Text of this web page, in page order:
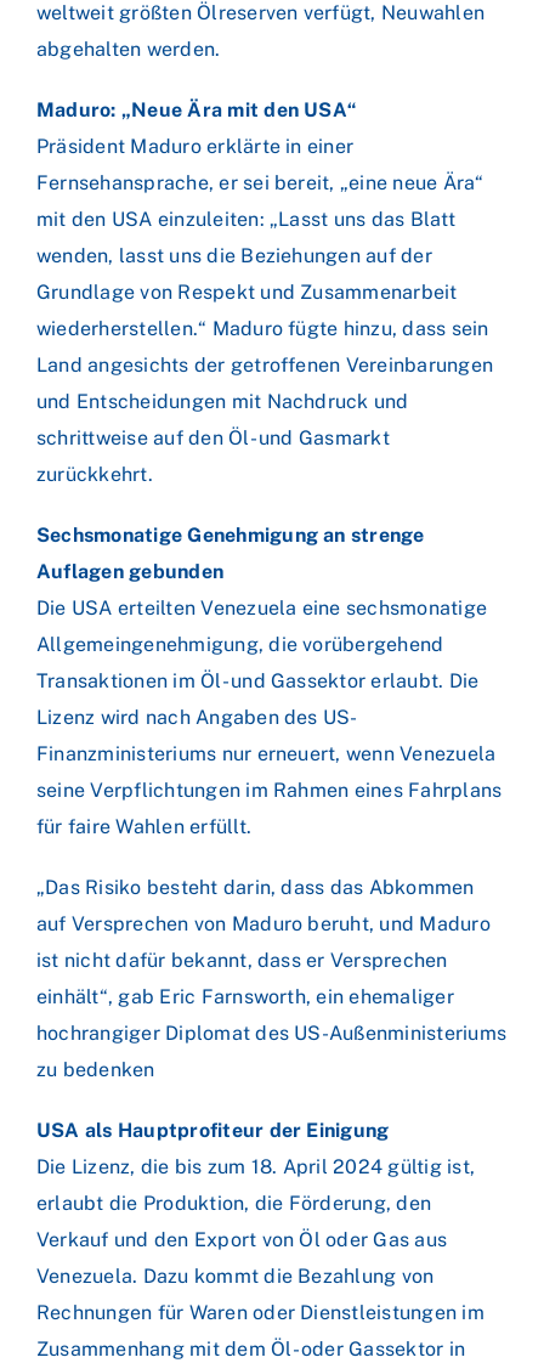
weltweit größten Ölreserven verfügt, Neuwahlen
abgehalten werden.
Maduro: „Neue Ära mit den USA“
Präsident Maduro erklärte in einer
Fernsehansprache, er sei bereit, „eine neue Ära“
mit den USA einzuleiten: „Lasst uns das Blatt
wenden, lasst uns die Beziehungen auf der
Grundlage von Respekt und Zusammenarbeit
wiederherstellen.“ Maduro fügte hinzu, dass sein
Land angesichts der getroffenen Vereinbarungen
und Entscheidungen mit Nachdruck und
schrittweise auf den Öl- und Gasmarkt
zurückkehrt.
Sechsmonatige Genehmigung an strenge
Auflagen gebunden
Die USA erteilten Venezuela eine sechsmonatige
Allgemeingenehmigung, die vorübergehend
Transaktionen im Öl- und Gassektor erlaubt. Die
Lizenz wird nach Angaben des US-
Finanzministeriums nur erneuert, wenn Venezuela
seine Verpflichtungen im Rahmen eines Fahrplans
für faire Wahlen erfüllt.
„Das Risiko besteht darin, dass das Abkommen
auf Versprechen von Maduro beruht, und Maduro
ist nicht dafür bekannt, dass er Versprechen
einhält“, gab Eric Farnsworth, ein ehemaliger
hochrangiger Diplomat des US-Außenministeriums
zu bedenken
USA als Hauptprofiteur der Einigung
Die Lizenz, die bis zum 18. April 2024 gültig ist,
erlaubt die Produktion, die Förderung, den
Verkauf und den Export von Öl oder Gas aus
Venezuela. Dazu kommt die Bezahlung von
Rechnungen für Waren oder Dienstleistungen im
Zusammenhang mit dem Öl- oder Gassektor in